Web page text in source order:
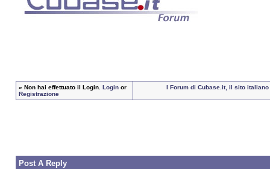
» Non hai effettuato il Login. Loginor
Registrazione
I Forum di Cubase.it, il sito italiano
Post A Reply